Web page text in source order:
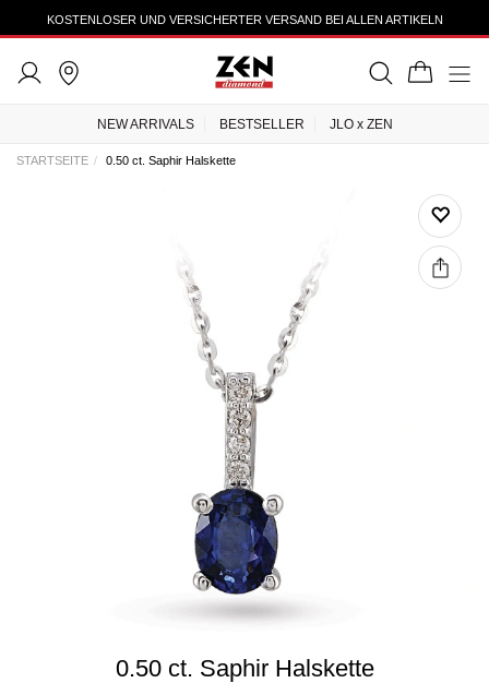
KOSTENLOSER UND VERSICHERTER VERSAND BEI ALLEN ARTIKELN
NEW ARRIVALS BESTSELLER JLO x ZEN
STARTSEITE 0.50 ct. Saphir Halskette
0.50 ct. Saphir Halskette